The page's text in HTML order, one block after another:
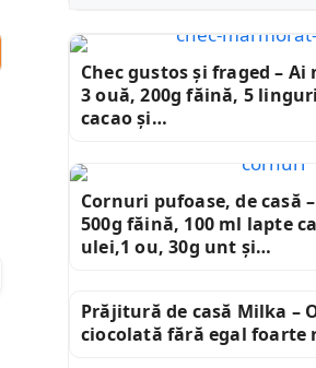
Chec gustos și fraged – Ai
3 ouă, 200g făină, 5
cacao și…
Cornuri pufoase, de casă
500g făină, 100 ml lapte
ulei,1 ou, 30g unt și…
Prăjitură de casă Milka –
ciocolată fără egal foarte